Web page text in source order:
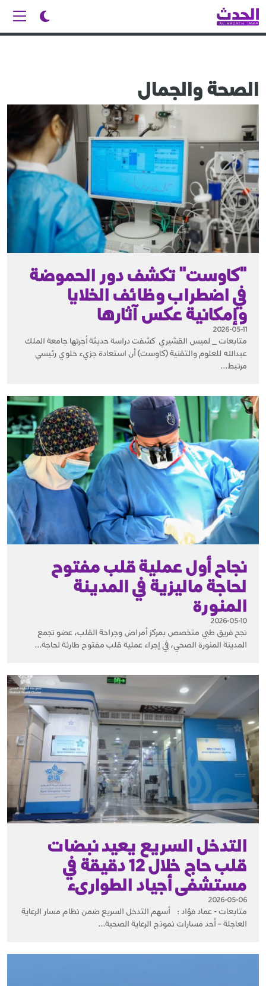
الصحة والجمال
"كاوست" تكشف دور الحموضة
في اضطراب وظائف الخلايا
وإمكانية عكس آثارها
2026-05-11
متابعات _ لميس القشيري كشفت دراسة حديثة أجرتها جامعة الملك
عبدالله للعلوم والتقنية (كاوست) أن استعادة جزيء خلوي رئيسي
مرتبط...
نجاح أول عملية قلب مفتوح
لحاجة ماليزية في المدينة
المنورة
2026-05-10
نجح فريق طبي متخصص بمركز أمراض وجراحة القلب، عضو تجمع
المدينة المنورة الصحي، في إجراء عملية قلب مفتوح طارئة لحاجة...
التدخل السريع يعيد نبضات
قلب حاج خلال 12 دقيقة في
مستشفى أجياد الطوارىء
2026-05-06
متابعات - عماد فؤاد : أسهم التدخل السريع ضمن نظام مسار الرعاية
العاجلة – أحد مسارات نموذج الرعاية الصحية...